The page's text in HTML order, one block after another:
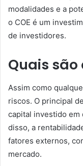
modalidades e a
o COE é um
de investidores.
Quais são
Assim como
riscos. O principal
capital investido em
disso, a
fatores externos,
mercado.